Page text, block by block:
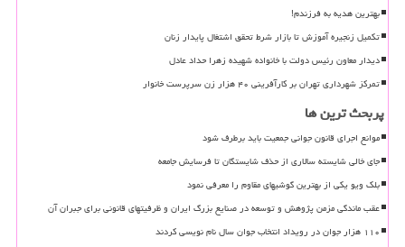
بهترین هدیه به فرزندم!
تکمیل زنجیره آموزش تا بازار شرط تحقق اشتغال پایدار زنان
دیدار معاون رئیس دولت با خانواده شهیده زهرا حداد عادل
تمرکز شهرداری تهران بر کارآفرینی ۴۰ هزار زن سرپرست خانوار
پربحث ترین ها
موانع اجرای قانون جوانی جمعیت باید برطرف شود
جای خالی شایسته سالاری از حذف شایستگان تا فرسایش جامعه
بلک ویو یکی از بهترین گوشیهای مقاوم را معرفی نمود
عقب ماندگی مزمن پژوهش و توسعه در صنایع بزرگ ایران و ظرفیتهای قانونی برای جبران آن
۱۱۰ هزار جوان در رویداد انتخاب جوان سال نام نویسی کردند